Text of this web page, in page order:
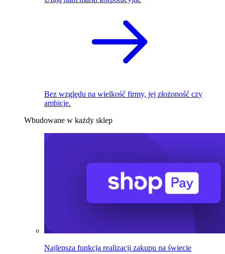
Bez względu na wielkość firmy, jej złożoność czy
ambicje.
Wbudowane w każdy sklep
Najlepsza funkcja realizacji zakupu na świecie